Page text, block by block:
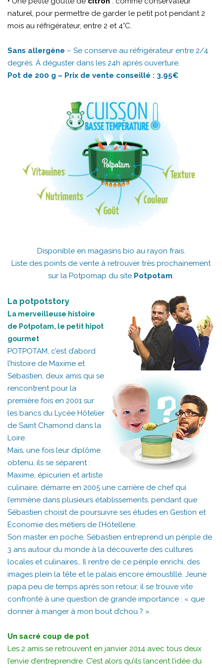
naturel, pour permettre de garder le petit pot pendant 2
mois au réfrigérateur, entre 2 et 4°C.
Sans allergène – Se conserve au réfrigérateur entre 2/4
degrés. À déguster dans les 24h après ouverture.
Pot de 200 g – Prix de vente conseillé : 3.95€
Disponible en magasins bio au rayon frais.
Liste des points de vente à retrouver très prochainement
sur la Potpomap du site Potpotam.
La potpotstory
La merveilleuse histoire
de Potpotam, le petit hipot
gourmet
POTPOTAM, c’est d’abord
l’histoire de Maxime et
Sébastien, deux amis qui se
rencontrent pour la
première fois en 2001 sur
les bancs du Lycée Hôtelier
de Saint Chamond dans la
Loire.
Mais, une fois leur diplôme
obtenu, ils se séparent :
Maxime, épicurien et artiste
culinaire, démarre en 2005 une carrière de chef qui
l’emmène dans plusieurs établissements, pendant que
Sébastien choisit de poursuivre ses études en Gestion et
Economie des métiers de l’Hôtellerie.
Son master en poche, Sébastien entreprend un périple de
3 ans autour du monde à la découverte des cultures
locales et culinaires… Il rentre de ce périple enrichi, des
images plein la tête et le palais encore émoustillé. Jeune
papa peu de temps après son retour, il se trouve vite
confronté à une question de grande importance : « que
donner à manger à mon bout d’chou ? ».
Un sacré coup de pot
Les 2 amis se retrouvent en janvier 2014 avec tous deux
l’envie d’entreprendre. C’est alors qu’ils lancent l’idée du